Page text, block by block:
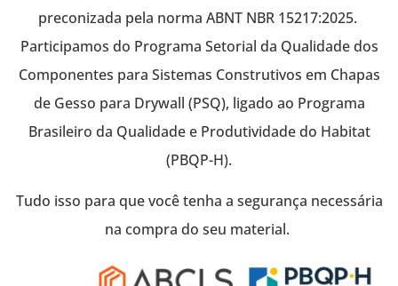
preconizada pela norma ABNT NBR 15217:2025.
Participamos do Programa Setorial da Qualidade dos
Componentes para Sistemas Construtivos em Chapas
de Gesso para Drywall (PSQ), ligado ao Programa
Brasileiro da Qualidade e Produtividade do Habitat
(PBQP-H).
Tudo isso para que você tenha a segurança necessária
na compra do seu material.